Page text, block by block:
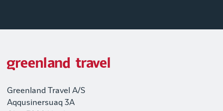
Greenland Travel A/S
Aqqusinersuaq 3A